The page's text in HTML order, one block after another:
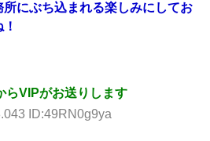
にぶち込まれる楽しみにしてお
らVIPがお送りします
ID:49RN0g9ya